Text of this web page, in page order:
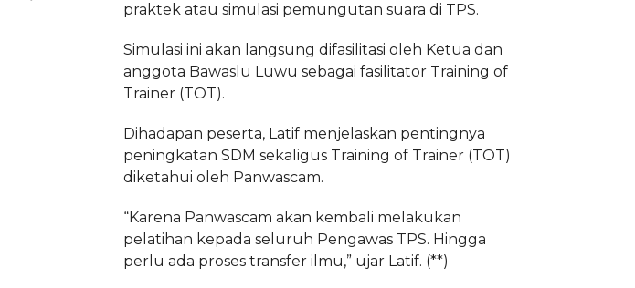
praktek atau simulasi pemungutan suara di TPS.
Simulasi ini akan langsung difasilitasi oleh Ketua dan
anggota Bawaslu Luwu sebagai fasilitator Training of
Trainer (TOT).
Dihadapan peserta, Latif menjelaskan pentingnya
peningkatan SDM sekaligus Training of Trainer (TOT)
diketahui oleh Panwascam.
“Karena Panwascam akan kembali melakukan
pelatihan kepada seluruh Pengawas TPS. Hingga
perlu ada proses transfer ilmu,” ujar Latif. (**)